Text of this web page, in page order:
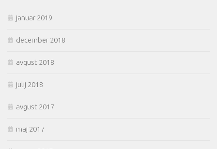
januar 2019
december 2018
avgust 2018
julij 2018
avgust 2017
maj 2017